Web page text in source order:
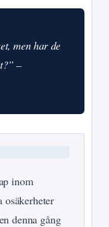
men har de
–
inom
osäkerheter
denna gång